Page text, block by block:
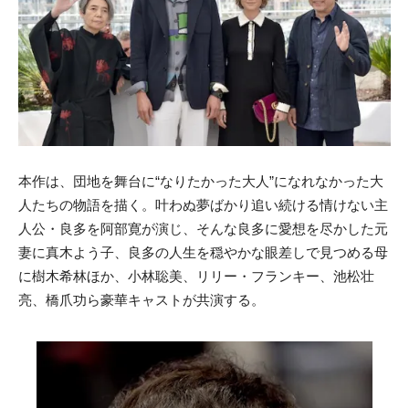
本作は、団地を舞台に“なりたかった大人”になれなかった大
人たちの物語を描く。叶わぬ夢ばかり追い続ける情けない主
人公・良多を阿部寛が演じ、そんな良多に愛想を尽かした元
妻に真木よう子、良多の人生を穏やかな眼差しで見つめる母
に樹木希林ほか、小林聡美、リリー・フランキー、池松壮
亮、橋爪功ら豪華キャストが共演する。